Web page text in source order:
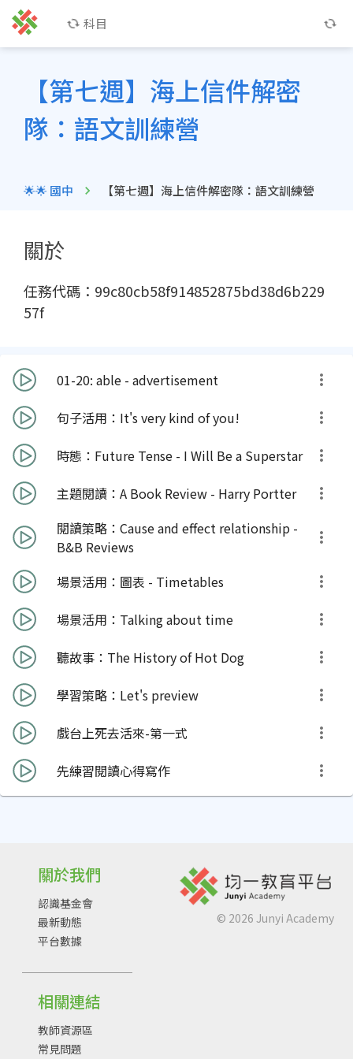
科目
【第七週】海上信件解密
隊：語文訓練營
🌟🌟 國中 【第七週】海上信件解密隊：語文訓練營
關於
任務代碼：99c80cb58f914852875bd38d6b229
57f
01-20: able - advertisement
句子活用：It's very kind of you!
時態：Future Tense - I Will Be a Superstar
主題閱讀：A Book Review - Harry Portter
閱讀策略：Cause and effect relationship -
B&B Reviews
場景活用：圖表 - Timetables
場景活用：Talking about time
聽故事：The History of Hot Dog
學習策略：Let's preview
戲台上死去活來-第一式
先練習閱讀心得寫作
關於我們
認識基金會
最新動態
平台數據
相關連結
教師資源區
常見問題
© 2026 Junyi Academy